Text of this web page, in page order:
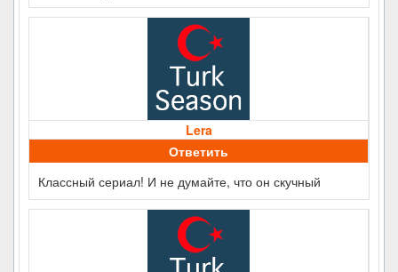
Lera
Ответить
Классный сериал! И не думайте, что он скучный